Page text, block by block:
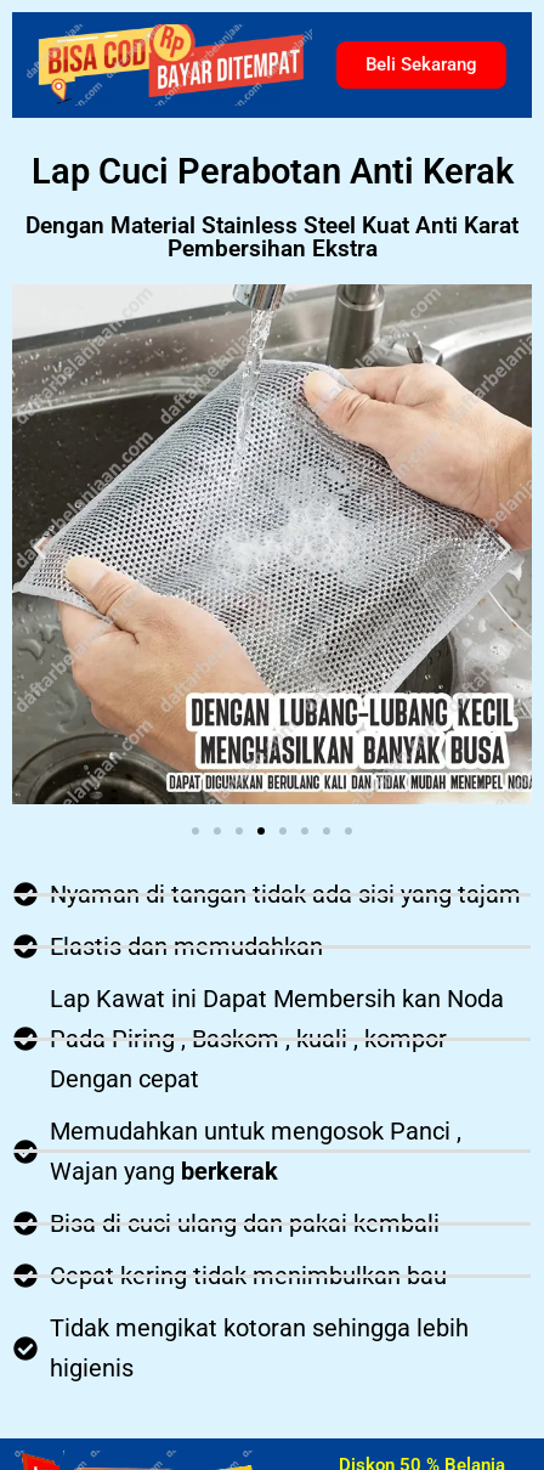
Beli Sekarang
Lap Cuci Perabotan Anti Kerak
Dengan Material Stainless Steel Kuat Anti Karat
Pembersihan Ekstra
Nyaman di tangan tidak ada sisi yang tajam
Elastis dan memudahkan
Lap Kawat ini Dapat Membersih kan Noda
Pada Piring , Baskom , kuali , kompor
Dengan cepat
Memudahkan untuk mengosok Panci ,
Wajan yang berkerak
Bisa di cuci ulang dan pakai kembali
Cepat kering tidak menimbulkan bau
Tidak mengikat kotoran sehingga lebih
higienis
Diskon 50 % Belanja